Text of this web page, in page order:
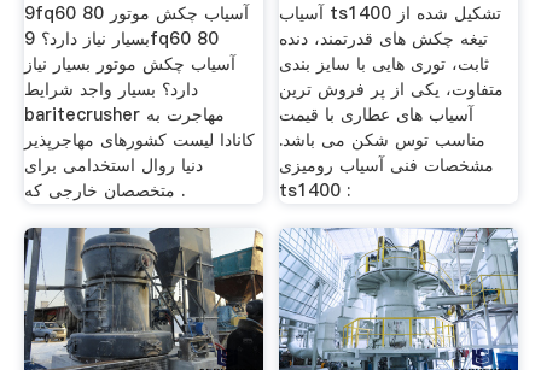
9fq60 80 آسیاب چکش موتور
بسیار نیاز دارد؟ 9fq60 80
آسیاب چکش موتور بسیار نیاز
دارد؟ بسیار واجد شرایط
baritecrusher مهاجرت به
کانادا لیست کشورهای مهاجرپذیر
دنیا روال استخدامی برای
متخصصان خارجی که .
آسیاب ts1400 تشکیل شده از
تیغه چکش های قدرتمند، دنده
ثابت، توری هایی با سایز بندی
متفاوت، یکی از پر فروش ترین
آسیاب های عطاری با قیمت
مناسب توس شکن می باشد.
مشخصات فنی آسیاب رومیزی
ts1400 :